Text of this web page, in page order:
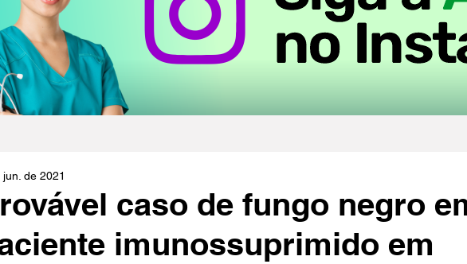
caso de fungo negro
imunossuprimido em
jun. de 2021